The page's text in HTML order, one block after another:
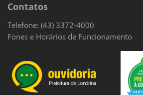
Contatos
Telefone: (43) 3372-4000
Fones e Horários de Funcionamento